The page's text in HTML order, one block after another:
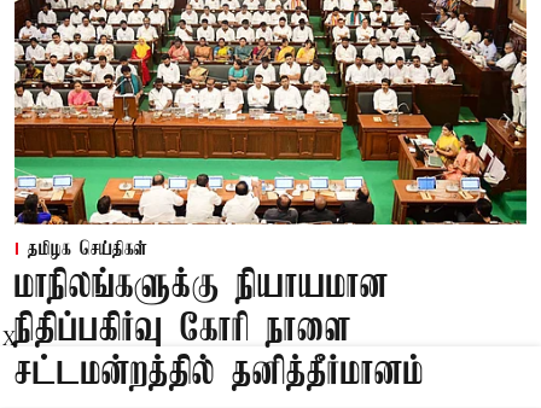
தமிழக செய்திகள்
மாநிலங்களுக்கு நியாயமான
நிதிப்பகிர்வு கோரி நாளை
சட்டமன்றத்தில் தனித்தீர்மானம்
X